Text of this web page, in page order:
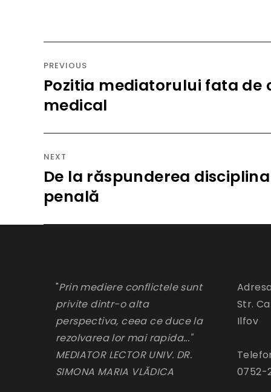
în
articole
PREVIOUS
Previous
post:
Pozitia mediatorului fata
medical
NEXT
Next
post:
De la răspunderea
penală
"Prin mediere conflictele sunt
privite dintr-o alta
perspectiva, ceea ce duce la
rezolvarea lor mai rapida..."
MEDIATOR LECTOR UNIV. DR.
SIMONA MARIA VLĂDICA
Str.
Ilfov
0752-